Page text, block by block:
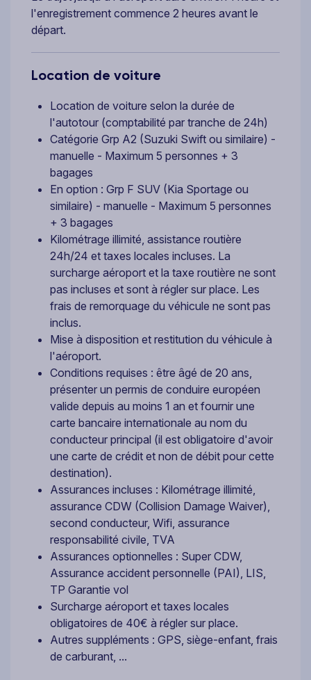
l'enregistrement commence 2 heures avant le
départ.
Location de voiture
Location de voiture selon la durée de
l'autotour (comptabilité par tranche de 24h)
Catégorie Grp A2 (Suzuki Swift ou similaire) -
manuelle - Maximum 5 personnes + 3
bagages
En option : Grp F SUV (Kia Sportage ou
similaire) - manuelle - Maximum 5 personnes
+ 3 bagages
Kilométrage illimité, assistance routière
24h/24 et taxes locales incluses. La
surcharge aéroport et la taxe routière ne sont
pas incluses et sont à régler sur place. Les
frais de remorquage du véhicule ne sont pas
inclus.
Mise à disposition et restitution du véhicule à
l'aéroport.
Conditions requises : être âgé de 20 ans,
présenter un permis de conduire européen
valide depuis au moins 1 an et fournir une
carte bancaire internationale au nom du
conducteur principal (il est obligatoire d'avoir
une carte de crédit et non de débit pour cette
destination).
Assurances incluses : Kilométrage illimité,
assurance CDW (Collision Damage Waiver),
second conducteur, Wifi, assurance
responsabilité civile, TVA
Assurances optionnelles : Super CDW,
Assurance accident personnelle (PAI), LIS,
TP Garantie vol
Surcharge aéroport et taxes locales
obligatoires de 40€ à régler sur place.
Autres suppléments : GPS, siège-enfant, frais
de carburant, ...